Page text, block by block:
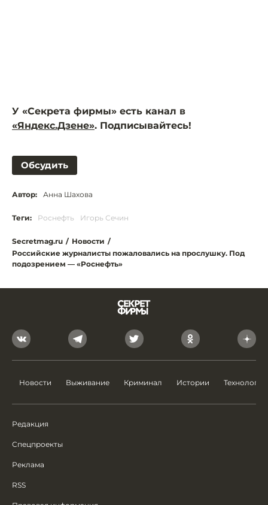
У «Секрета фирмы» есть канал в
«Яндекс.Дзене». Подписывайтесь!
Обсудить
Автор: Анна Шахова
Теги: Роснефть Игорь Сечин
Secretmag.ru / Новости /
Российские журналисты пожаловались на прослушку. Под
подозрением — «Роснефть»
Новости Выживание Криминал Истории Технологии
Редакция
Спецпроекты
Реклама
RSS